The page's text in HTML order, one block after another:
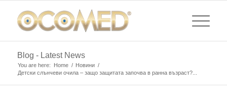
Blog - Latest News
You are here: Home / Новини /
Детски слънчеви очила – защо защитата започва в ранна възраст?...